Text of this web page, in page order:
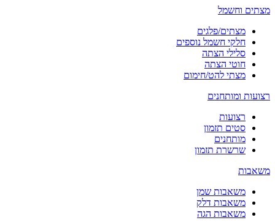
מצתים וחשמל
מצתים/פלגים
חלקי חשמל נוספים
סלילי הצתה
חוטי הצתה
מצתי להט/חימום
רצועות ומותחנים
רצועות
סטים תזמון
מותחנים
שרשרת תזמון
משאבות
משאבות שמן
משאבות דלק
משאבות הגה